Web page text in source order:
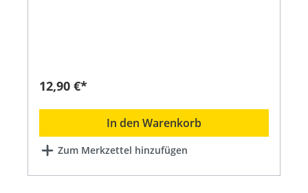
12,90 €*
In den Warenkorb
Zum Merkzettel hinzufügen